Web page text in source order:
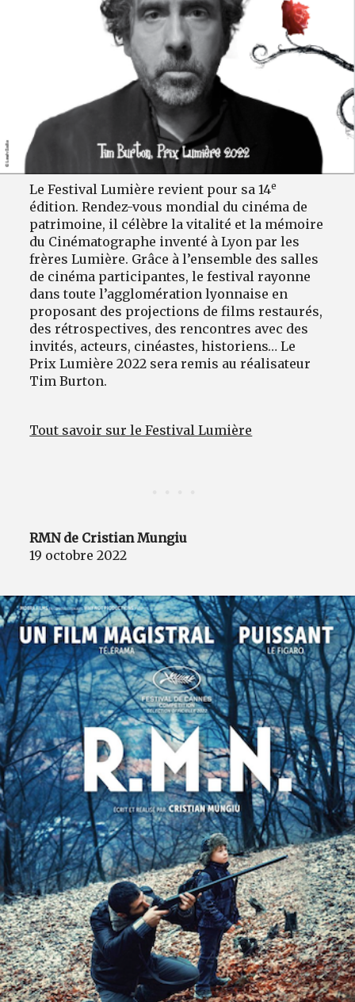
Le Festival Lumière revient pour sa 14e
édition. Rendez-vous mondial du cinéma de
patrimoine, il célèbre la vitalité et la mémoire
du Cinématographe inventé à Lyon par les
frères Lumière. Grâce à l’ensemble des salles
de cinéma participantes, le festival rayonne
dans toute l’agglomération lyonnaise en
proposant des projections de films restaurés,
des rétrospectives, des rencontres avec des
invités, acteurs, cinéastes, historiens… Le
Prix Lumière 2022 sera remis au réalisateur
Tim Burton.
Tout savoir sur le Festival Lumière
RMN de Cristian Mungiu
19 octobre 2022